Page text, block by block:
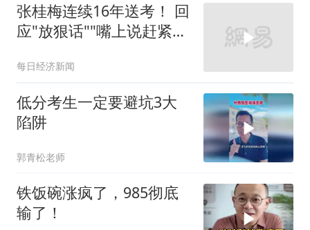
张桂梅连续16年送考！ 回
应"放狠话""嘴上说赶紧走
空的"
每日经济新闻
低分考生一定要避坑3大
陷阱
郭青松老师
铁饭碗涨疯了，985彻底
输了！